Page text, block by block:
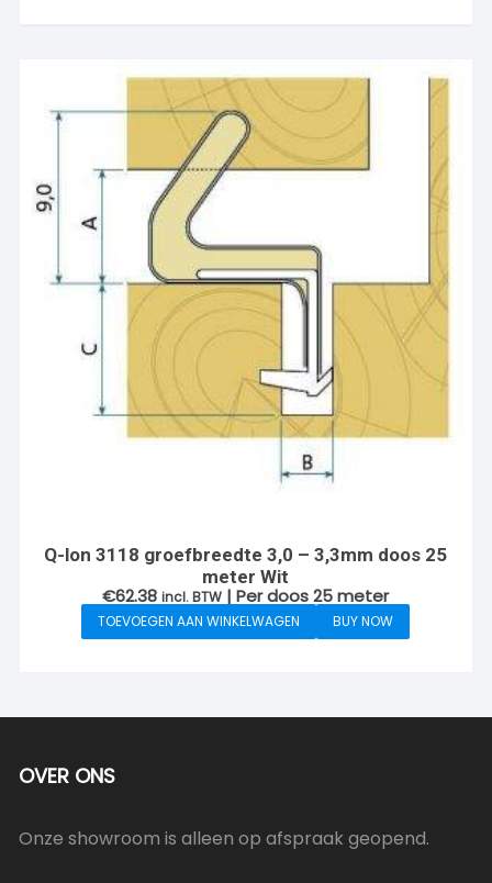
Q-lon 3118 groefbreedte 3,0 – 3,3mm doos 25
meter Wit
€62.38 incl. BTW | Per doos 25 meter
TOEVOEGEN AAN WINKELWAGEN BUY NOW
OVER ONS
Onze showroom is alleen op afspraak geopend.